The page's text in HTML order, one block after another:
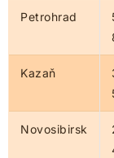
Petrohrad
Kazaň
Novosibirsk